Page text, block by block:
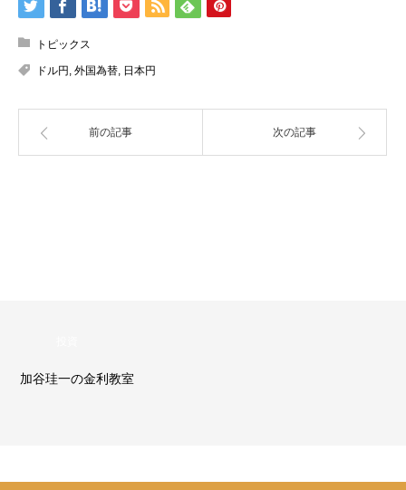
トピックス
ドル円 外国為替 日本円
前の記事 次の記事
加谷珪一の金利教室